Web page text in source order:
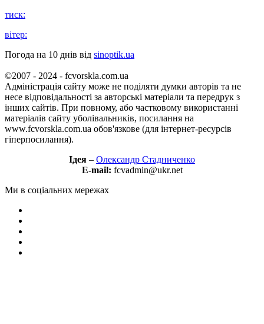
тиск:
вітер:
Погода на 10 днів від sinoptik.ua
©2007 - 2024 - fcvorskla.com.ua
Адміністрація сайту може не поділяти думки авторів та не
несе відповідальності за авторські матеріали та передрук з
інших сайтів. При повному, або частковому використанні
матеріалів сайту уболівальників, посилання на
www.fcvorskla.com.ua обов'язкове (для інтернет-ресурсів
гіперпосилання).
Ідея – Олександр Стадниченко
E-mail: fcvadmin@ukr.net
Ми в соціальних мережах